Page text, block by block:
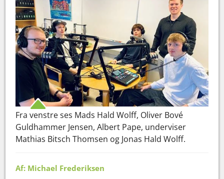
Fra venstre ses Mads Hald Wolff, Oliver Bové
Guldhammer Jensen, Albert Pape, underviser
Mathias Bitsch Thomsen og Jonas Hald Wolff.
Af: Michael Frederiksen